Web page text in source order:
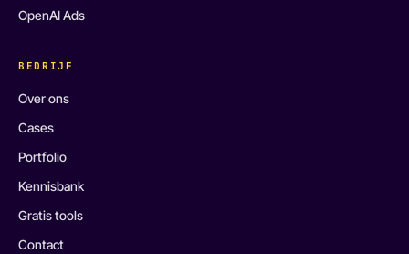
OpenAI Ads
BEDRIJF
Over ons
Cases
Portfolio
Kennisbank
Gratis tools
Contact